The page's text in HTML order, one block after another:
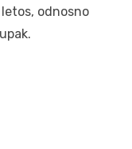
odnosno